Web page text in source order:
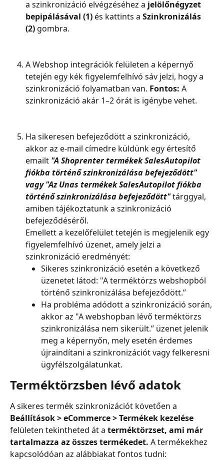
a szinkronizáció elvégzéséhez a jelölőnégyzet
bepipálásával (1) és kattints a Szinkronizálás
(2) gombra.
A Webshop integrációk felületen a képernyő
tetején egy kék figyelemfelhívó sáv jelzi, hogy a
szinkronizáció folyamatban van. Fontos: A
szinkronizáció akár 1–2 órát is igénybe vehet.
Ha sikeresen befejeződött a szinkronizáció,
akkor az e-mail címedre küldünk egy értesítő
emailt "A Shoprenter termékek SalesAutopilot
fiókba történő szinkronizálása befejeződött"
vagy "Az Unas termékek SalesAutopilot fiókba
történő szinkronizálása befejeződött" tárggyal,
amiben tájékoztatunk a szinkronizáció
befejeződéséről.
Emellett a kezelőfelület tetején is megjelenik egy
figyelemfelhívó üzenet, amely jelzi a
szinkronizáció eredményét:
Sikeres szinkronizáció esetén a következő
üzenetet látod: "A terméktörzs webshopból
történő szinkronizálása befejeződött.”
Ha probléma adódott a szinkronizáció során,
akkor az "A webshopban lévő terméktörzs
szinkronizálása nem sikerült.” üzenet jelenik
meg a képernyőn, mely esetén érdemes
újraindítani a szinkronizációt vagy felkeresni
ügyfélszolgálatunkat.
Terméktörzsben lévő adatok
A sikeres termék szinkronizációt követően a
Beállítások > eCommerce > Termékek kezelése
felületen tekintheted át a terméktörzset, ami már
tartalmazza az összes termékedet. A termékekhez
kapcsolódóan az alábbiakat fontos tudni: